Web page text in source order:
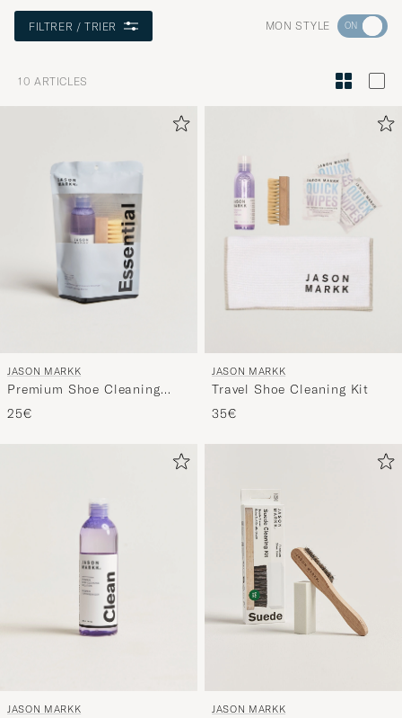
FILTRER / TRIER MON STYLE Rendez-
dans
section
de
style
pour
activer
et
une
pour
10 ARTICLES
JASON MARKK
Premium Shoe Cleaning
Essential Kit
25€
JASON MARKK
Travel Shoe Cleaning Kit
35€
JASON MARKK JASON MARKK